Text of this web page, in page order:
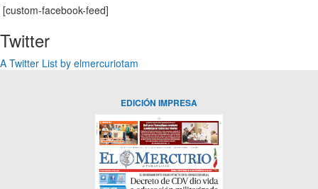
[custom-facebook-feed]
Twitter
A Twitter List by elmercuriotam
EDICIÓN IMPRESA